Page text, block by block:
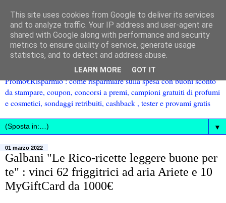
Promo€Risparmio : come risparmiare sulla spesa con buoni sconto
da stampare, coupon, concorsi a premi, campioni gratuiti di profumi
e cosmetici, sondaggi retribuiti, cashback , tester e provami gratis
▼
01 marzo 2022
Galbani "Le Rico-ricette leggere buone per
te" : vinci 62 friggitrici ad aria Ariete e 10
MyGiftCard da 1000€
This site uses cookies from Google to deliver its services
and to analyze traffic. Your IP address and user-agent are
shared with Google along with performance and security
metrics to ensure quality of service, generate usage
statistics, and to detect and address abuse.
LEARN MORE GOT IT